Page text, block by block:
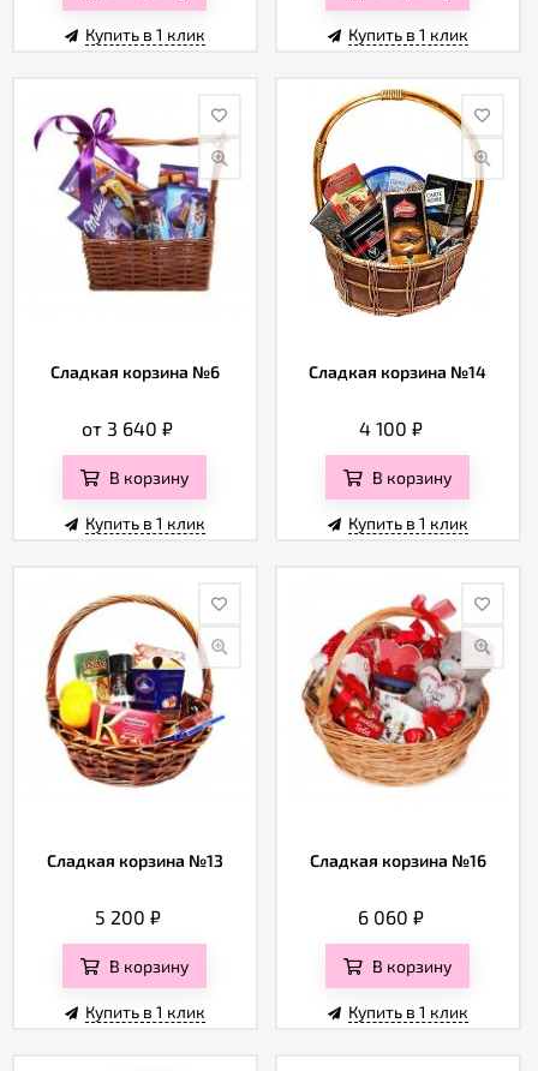
Купить в 1 клик Купить в 1 клик
Сладкая корзина №6
от 3 640₽
В корзину
Купить в 1 клик
Сладкая корзина №14
4 100 ₽
В корзину
Купить в 1 клик
Сладкая корзина №13
5 200 ₽
В корзину
Купить в 1 клик
Сладкая корзина №16
6 060 ₽
В корзину
Купить в 1 клик